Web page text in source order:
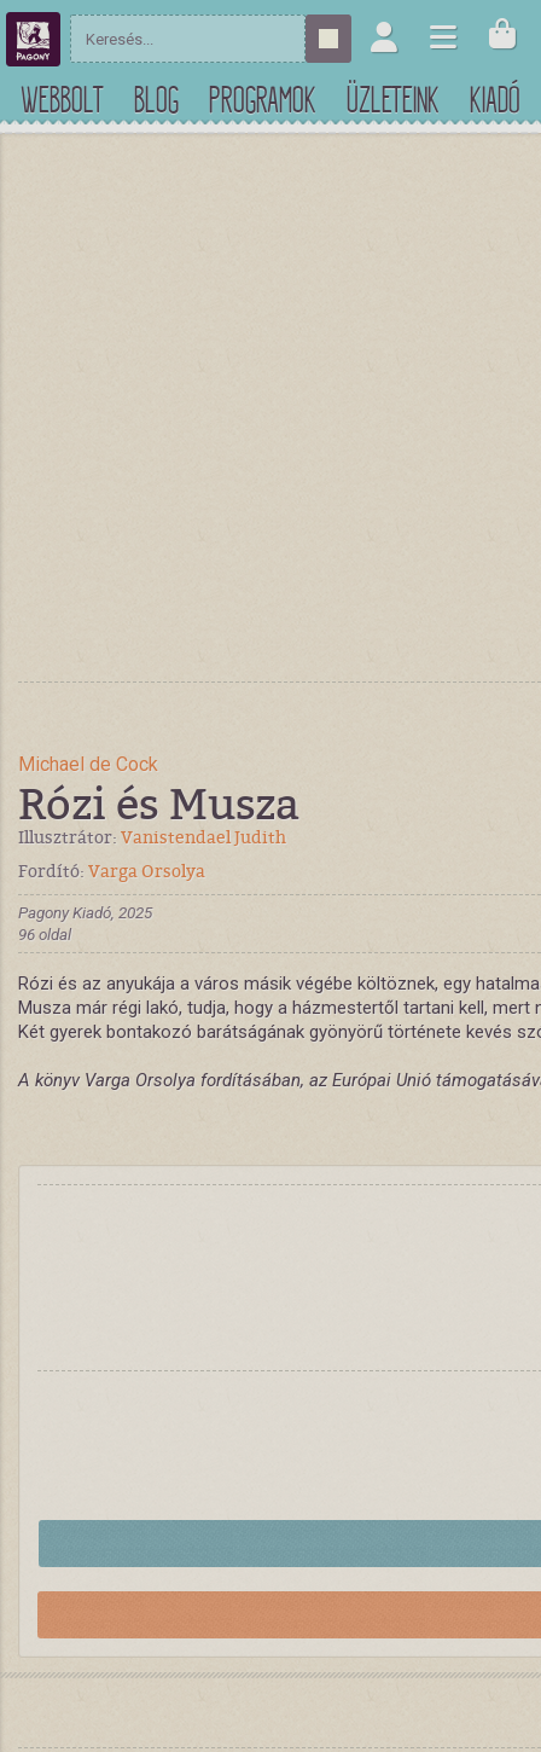
WEBBOLT BLOG PROGRAMOK ÜZLETEINK KIADÓ
Michael de Cock
Rózi és Musza
Illusztrátor: Vanistendael Judith
Fordító: Varga Orsolya
Pagony Kiadó, 2025
96 oldal
Rózi és az anyukája a város másik végébe költöznek, egy
Musza már régi lakó, tudja, hogy a házmestertől tartani kell,
Két gyerek bontakozó barátságának gyönyörű története kevés
A könyv Varga Orsolya fordításában, az Európai Unió